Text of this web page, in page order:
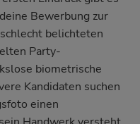
Bewerbung zur
belichteten
Party-
biometrische
Kandidaten suchen
einen